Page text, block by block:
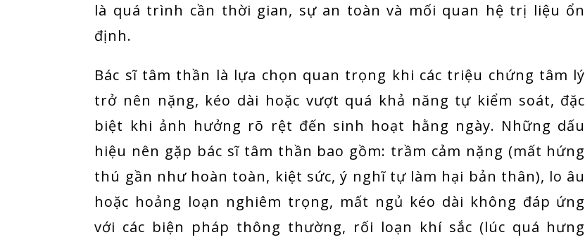
là quá trình cần thời gian, sự an toàn và mối quan hệ trị liệu ổn
định.
Bác sĩ tâm thần là lựa chọn quan trọng khi các triệu chứng tâm lý
trở nên nặng, kéo dài hoặc vượt quá khả năng tự kiểm soát, đặc
biệt khi ảnh hưởng rõ rệt đến sinh hoạt hằng ngày. Những dấu
hiệu nên gặp bác sĩ tâm thần bao gồm: trầm cảm nặng (mất hứng
thú gần như hoàn toàn, kiệt sức, ý nghĩ tự làm hại bản thân), lo âu
hoặc hoảng loạn nghiêm trọng, mất ngủ kéo dài không đáp ứng
với các biện pháp thông thường, rối loạn khí sắc (lúc quá hưng